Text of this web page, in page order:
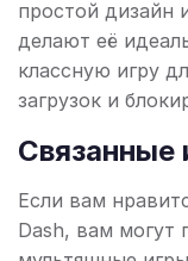
простой дизайн
делают её
классную игру
загрузок и
Связанные
Если вам
Dash, вам могут